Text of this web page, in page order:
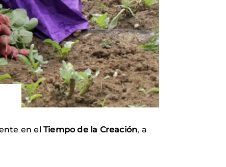
en el Tiempo de la Creación, a